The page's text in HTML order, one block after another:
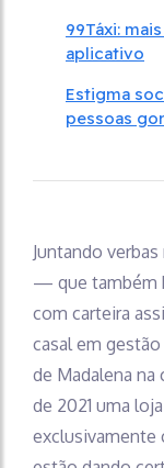
99Táxi:
aplicativo
Estigma
pessoas
Juntando
— que também
com carteira
casal em
de Madalena
de 2021 uma
exclusivamente